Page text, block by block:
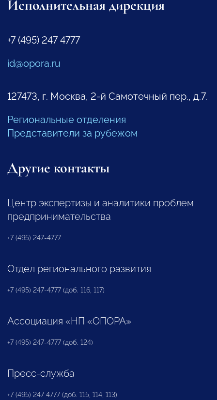
Исполнительная дирекция
+7 (495) 247 4777
id@opora.ru
127473, г. Москва, 2-й Самотечный пер., д.7.
Региональные отделения
Представители за рубежом
Другие контакты
Центр экспертизы и аналитики проблем
предпринимательства
+7 (495) 247-4777
Отдел регионального развития
+7 (495) 247-4777 (доб. 116, 117)
Ассоциация «НП «ОПОРА»
+7 (495) 247-4777 (доб. 124)
Пресс-служба
+7 (495) 247 4777 (доб. 115, 114, 113)